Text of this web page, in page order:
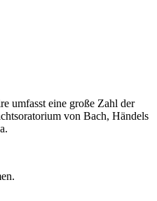
umfasst eine große Zahl der
von Bach, Händels